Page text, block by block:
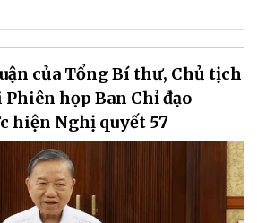
của Tổng Bí thư, Chủ tịch
họp Ban Chỉ đạo
hiện Nghị quyết 57